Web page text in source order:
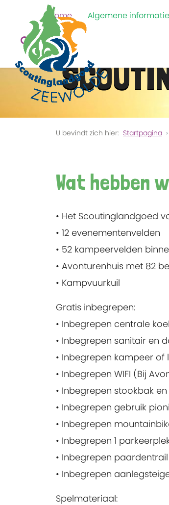
Home Algemene informatie
U bevindt zich hier: Startpagina
Wat hebben
• Het Scoutinglandgoed
• 12 evenementenvelden
• 52 kampeervelden
• Avonturenhuis met 82
• Kampvuurkuil
Gratis inbegrepen:
• Inbegrepen centrale
• Inbegrepen sanitair en
• Inbegrepen kampeer of
• Inbegrepen WIFI (Bij
• Inbegrepen stookbak
• Inbegrepen gebruik
• Inbegrepen
• Inbegrepen 1
• Inbegrepen paardentrail
• Inbegrepen
Spelmateriaal: